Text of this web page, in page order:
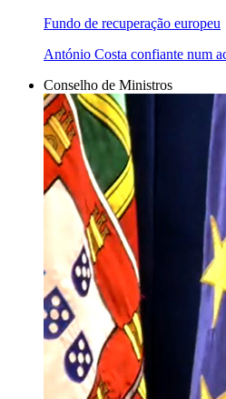
Fundo de recuperação europeu
António Costa confiante num
Conselho de Ministros